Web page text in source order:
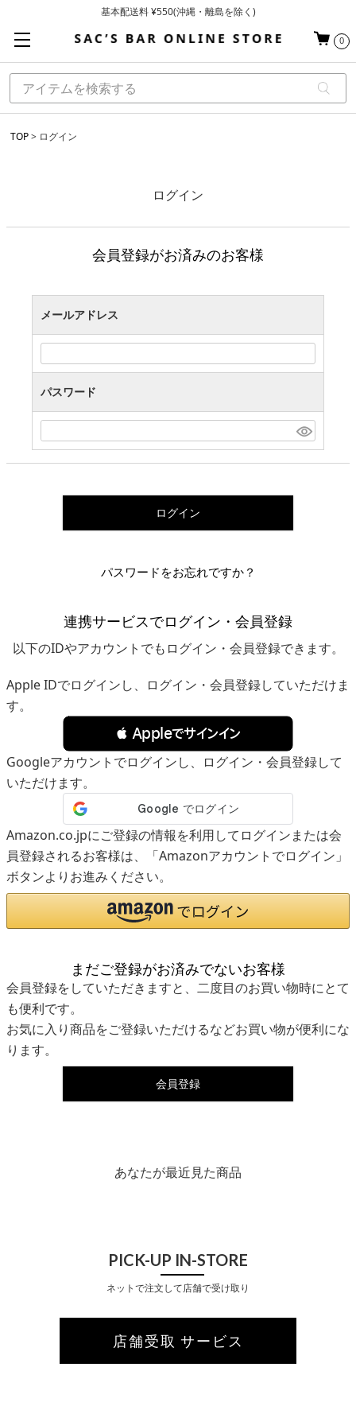
基本配送料 ¥550(沖縄・離島を除く)
お買い上げ合計¥3,980以上で送料無料
0
TOP ログイン
ログイン
会員登録がお済みのお客様
メールアドレス
パスワード
ログイン
パスワードをお忘れですか？
連携サービスでログイン・会員登録
以下のIDやアカウントでもログイン・会員登録できます。
Apple IDでログインし、ログイン・会員登録していただけま
す。
 Appleでサインイン
Googleアカウントでログインし、ログイン・会員登録して
いただけます。
Amazon.co.jpにご登録の情報を利用してログインまたは会
員登録されるお客様は、「Amazonアカウントでログイン」
ボタンよりお進みください。
まだご登録がお済みでないお客様
会員登録をしていただきますと、二度目のお買い物時にとて
も便利です。
お気に入り商品をご登録いただけるなどお買い物が便利にな
ります。
会員登録
あなたが最近見た商品
PICK-UP IN-STORE
ネットで注文して店舗で受け取り
店舗受取 サービス